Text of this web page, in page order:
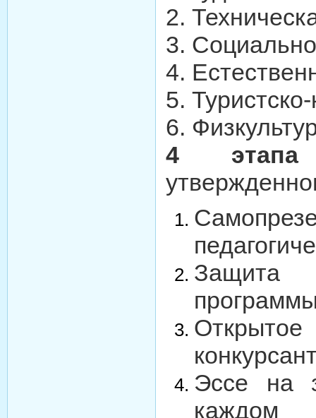
2.
3.
4.
5.
6.
4 этапа
Защита
Эссе на
каждом